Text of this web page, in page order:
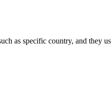
as specific country, and they